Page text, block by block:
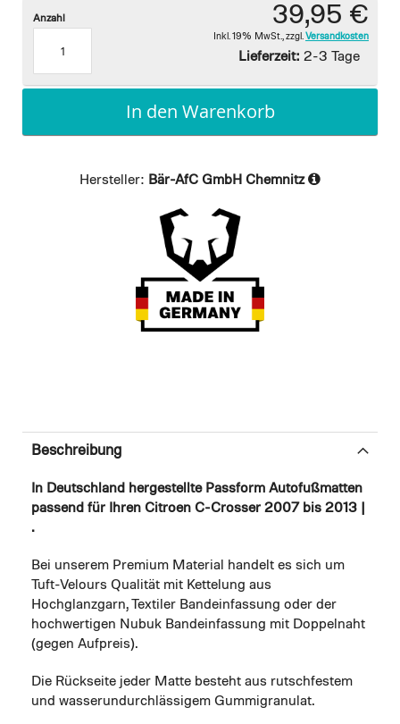
39,95 €
Inkl. 19% MwSt. zzgl. Versandkosten
Lieferzeit: 2-3 Tage
Anzahl
In den Warenkorb
Hersteller: Bär-AfC GmbH Chemnitz
Beschreibung
In Deutschland hergestellte Passform Autofußmatten
passend für Ihren Citroen C-Crosser 2007 bis 2013 |
.
Bei unserem Premium Material handelt es sich um
Tuft-Velours Qualität mit Kettelung aus
Hochglanzgarn, Textiler Bandeinfassung oder der
hochwertigen Nubuk Bandeinfassung mit Doppelnaht
(gegen Aufpreis).
Die Rückseite jeder Matte besteht aus rutschfestem
und wasserundurchlässigem Gummigranulat.